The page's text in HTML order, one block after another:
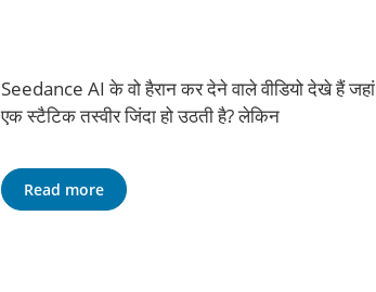
Seedance AI के वो हैरान कर देने वाले वीडियो देखे हैं जहां
एक स्टैटिक तस्वीर जिंदा हो उठती है? लेकिन
Read more